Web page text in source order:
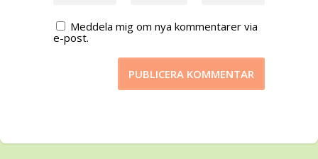
Meddela mig om nya kommentarer via
e-post.